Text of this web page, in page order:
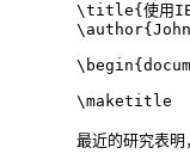
\title{使用
\author
\begin{
\maketitle
最近的研究表